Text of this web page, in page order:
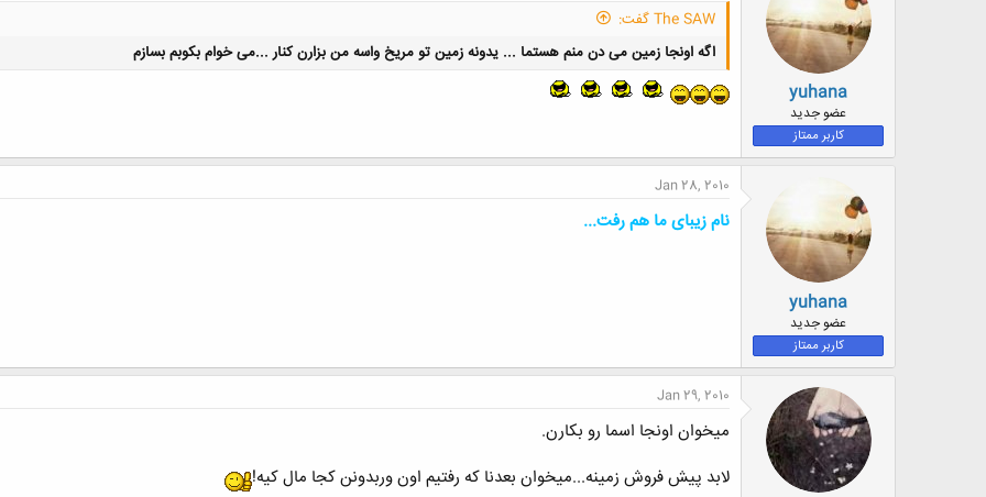
ا
yuhana
عضو جدید
کاربر ممتاز
The SAW گفت:
اگه اونجا زمین می دن منم هستما ... یدونه زمین تو مریخ واسه من بزارن کنار ...می خوام بکوبم بسازم
yuhana
عضو جدید
کاربر ممتاز
Jan 28, 2010
نام زیبای ما هم رفت...
Jan 29, 2010
میخوان اونجا اسما رو بکارن.
لابد پیش فروش زمینه...میخوان بعدنا که رفتیم اون وربدونن کجا مال کیه!